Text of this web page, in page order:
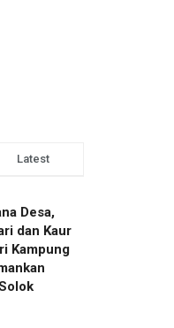
Latest
Desa,
dan Kaur
Kampung